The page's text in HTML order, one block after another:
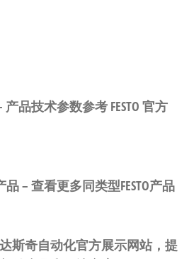
产品技术参数参考 FESTO 官方
品– 查看更多同类型FESTO产品
斯奇自动化官方展示网站，提